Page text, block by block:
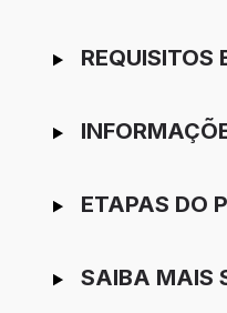
REQUISITOS
ETAPAS DO
SAIBA MAIS